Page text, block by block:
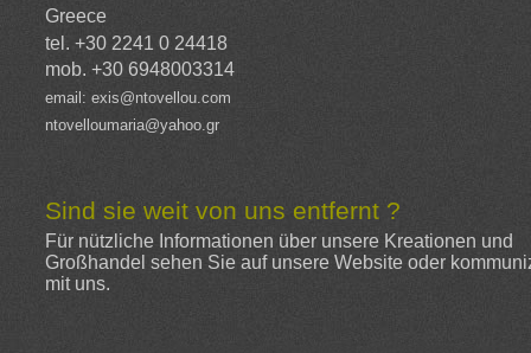
Greece
tel. +30 2241 0 24418
mob. +30 6948003314
email: exis@ntovellou.com
ntovelloumaria@yahoo.gr
Sind sie weit von uns entfernt ?
Für nützliche Informationen über unsere Kreationen und
Großhandel sehen Sie auf unsere Website oder
mit uns.